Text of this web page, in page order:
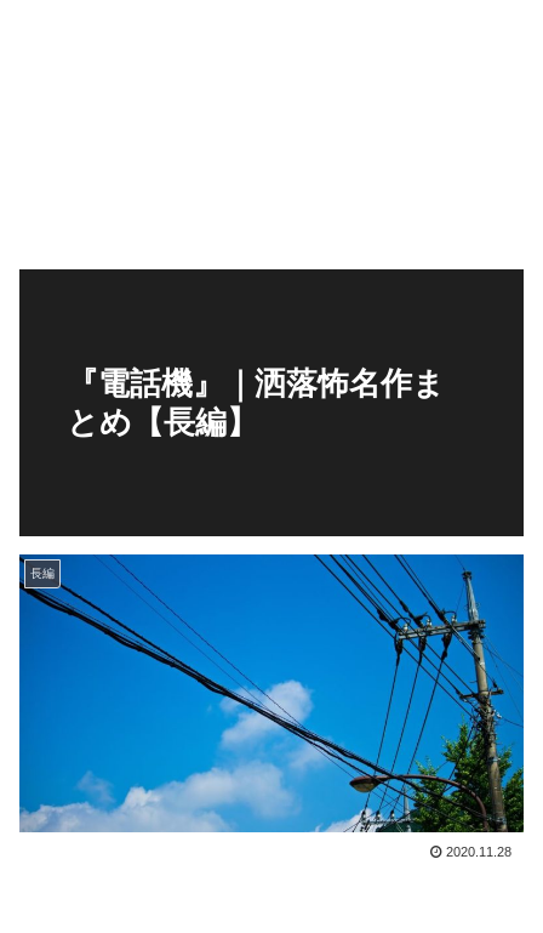
『電話機』｜洒落怖名作ま
とめ【長編】
長編
2020.11.28